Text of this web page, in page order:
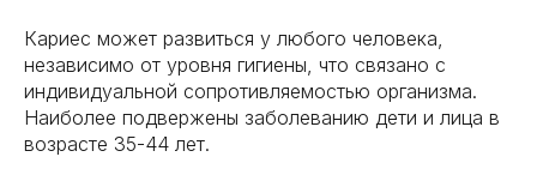
Кариес может развиться у любого человека,
независимо от уровня гигиены, что связано с
индивидуальной сопротивляемостью организма.
Наиболее подвержены заболеванию дети и лица в
возрасте 35-44 лет.